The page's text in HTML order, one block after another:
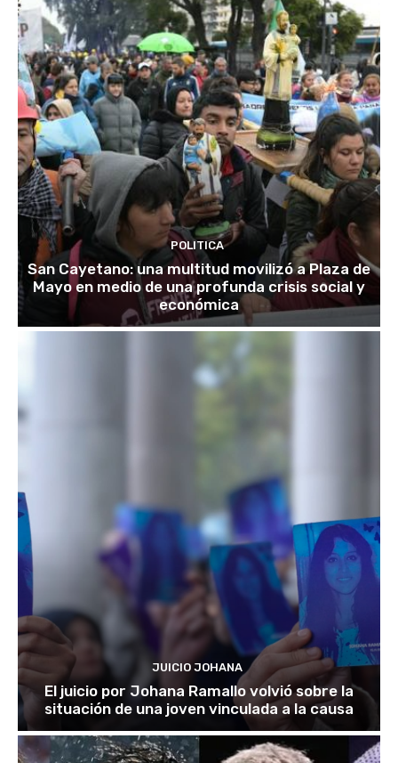
POLITICA
San Cayetano: una multitud movilizó a Plaza de
Mayo en medio de una profunda crisis social y
económica
JUICIO JOHANA
El juicio por Johana Ramallo volvió sobre la
situación de una joven vinculada a la causa